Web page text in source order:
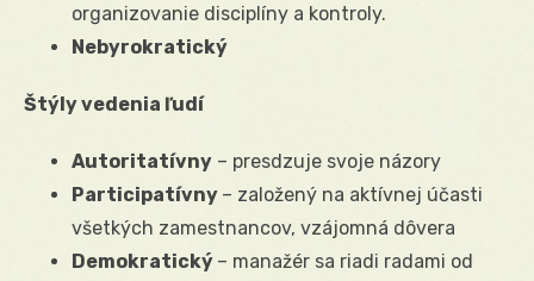
organizovanie disciplíny a kontroly.
Nebyrokratický
Štýly vedenia ľudí
Autoritatívny – presdzuje svoje názory
Participatívny – založený na aktívnej účasti
všetkých zamestnancov, vzájomná dôvera
Demokratický – manažér sa riadi radami od